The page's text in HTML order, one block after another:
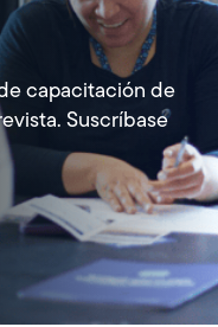
capacitación de
Suscríbase